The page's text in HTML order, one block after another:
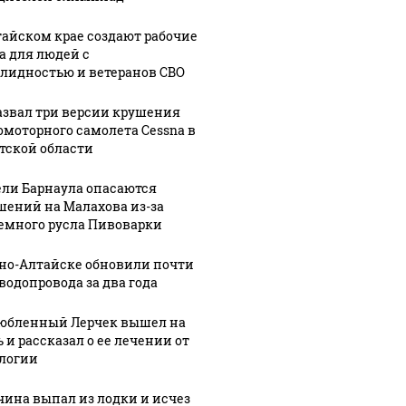
по
вертолета на
Таких событий не
крае создают рабочие
для людей с
и ветеранов СВО
три версии крушения
самолета Cessna в
области
Барнаула опасаются
на Малахова из-за
русла Пивоварки
Алтайске обновили почти
за два года
Лерчек вышел на
и рассказал о ее лечении от
выпал из лодки и исчез